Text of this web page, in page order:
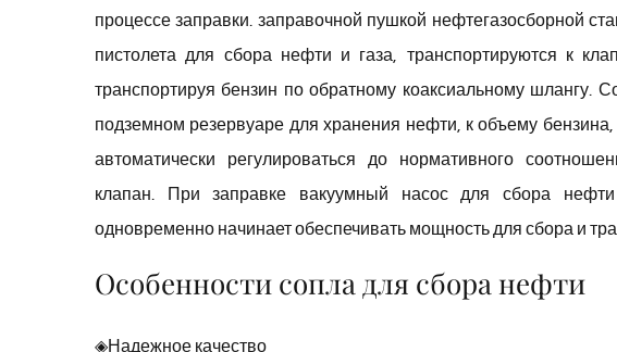
процессе заправки. заправочной пушкой нефтегазосборной
пистолета для сбора нефти и газа, транспортируются к
транспортируя бензин по обратному коаксиальному шлангу.
подземном резервуаре для хранения нефти, к объему
автоматически регулироваться до нормативного
клапан. При заправке вакуумный насос для сбора
одновременно начинает обеспечивать мощность для сбора и
Особенности сопла для сбора нефти
◈Надежное качество